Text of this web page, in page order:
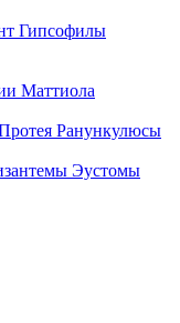
Гипсофилы
Маттиола
Ранункулюсы
Эустомы